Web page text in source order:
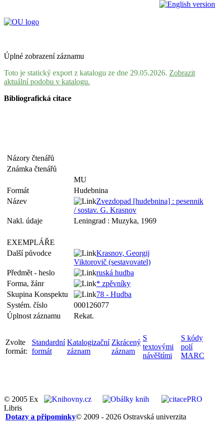
Úplné zobrazení záznamu
Toto je statický export z katalogu ze dne 29.05.2026. Zobrazit
aktuální podobu v katalogu.
Bibliografická citace
Názory čtenářů
Známka čtenářů
MU
Formát
Hudebnina
Název
Zvezdopad [hudebnina] : pesennik
/ sostav. G. Krasnov
Nakl. údaje
Leningrad : Muzyka, 1969
EXEMPLÁŘE
Další původce
Krasnov, Georgij
Viktorovič (sestavovatel)
Předmět - heslo
ruská hudba
Forma, žánr
* zpěvníky
Skupina Konspektu
78 - Hudba
Systém. číslo
000126077
Úplnost záznamu
Rekat.
Zvolte
formát:
Standardní
formát
Katalogizační
záznam
Zkrácený
záznam
S
textovými
návěštími
S kódy
polí
MARC
© 2005 Ex
Libris
© 2009 - 2026 Ostravská univerzita
Dotazy a připomínky